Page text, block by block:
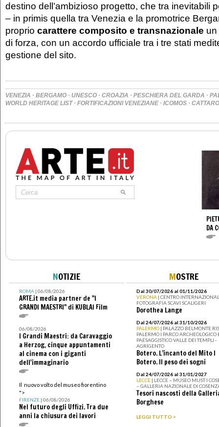
destino dell’ambizioso progetto, che tra inevitabili
– in primis quella tra Venezia e la promotrice
proprio carattere composito e transnazionale
di forza, con un accordo ufficiale tra i tre stati
gestione del sito.
VENEZIA · BERGAMO · UNESCO · CROAZIA · PESCHIERA DEL GARDA ·
WORLD HERITAGE LIST· FORTIFICAZIONI VENEZIANE · ICOMOS · CATTARO
DA
NOTIZIE
ROMA| 06/08/2026
ARTE.it media partner de "I
GRANDI MAESTRI" di KUBLAI Film
06/08/2026
I Grandi Maestri: da Caravaggio
a Herzog, cinque appuntamenti
al cinema con i giganti
dell'immaginario
Il nuovo volto del museo fiorentino
">
FIRENZE| 06/08/2026
Nel futuro degli Uffizi. Tra due
anni la chiusura dei lavori
MOSTRE
Dal 30/07/2026 al 01/11/2026
VERONA | CENTRO
FOTOGRAFIA SCAVI SCALIGERI
Dorothea Lange
Dal 24/07/2026 al 31/10/2026
PALERMO | PALAZZO BELMONTE
PALERMO I PARCO ARCHEOLOGICO
PAESAGGISTICO VALLE DEI TEMPLI -
AGRIGENTO
Botero. L’incanto del Mito I
Botero. Il peso dei sogni
Dal 24/07/2026 al 31/01/2027
LECCE | LECCE – MUSEO MUST I
– GALLERIA NAZIONALE DI
Tesori nascosti della
Borghese
LEGGI TUTTO >